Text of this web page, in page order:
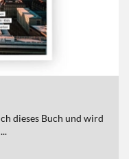
dieses Buch und wird